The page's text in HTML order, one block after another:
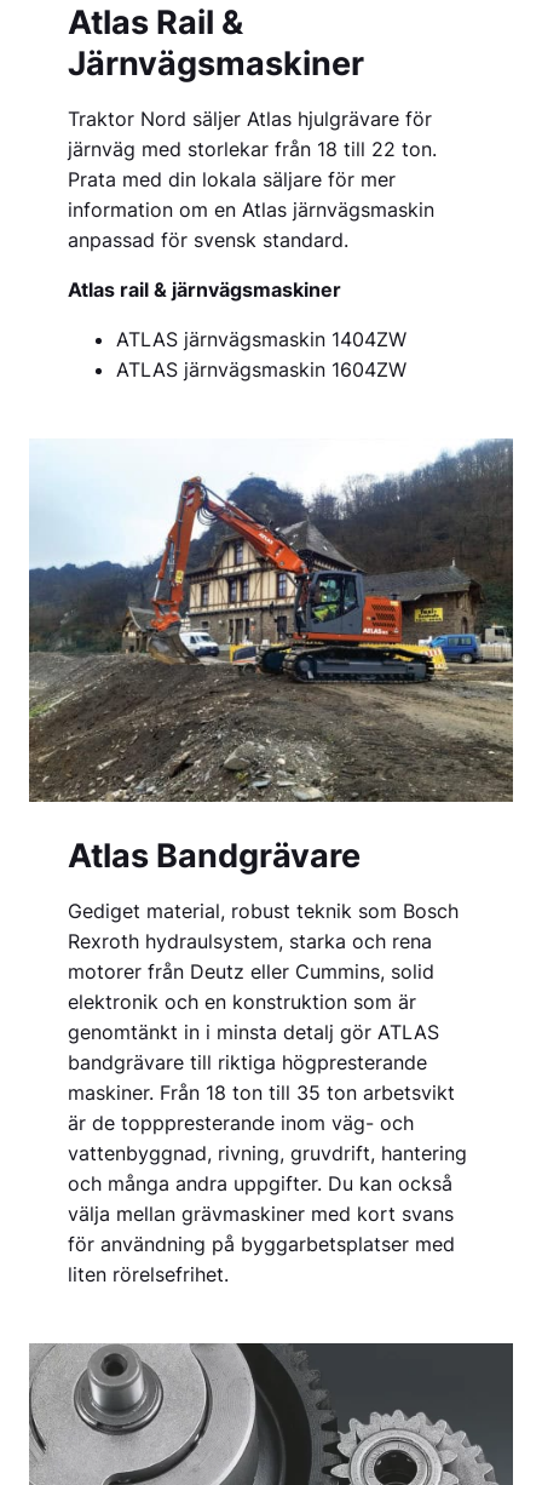
Atlas Rail &
Järnvägsmaskiner
Traktor Nord säljer Atlas hjulgrävare för
järnväg med storlekar från 18 till 22 ton.
Prata med din lokala säljare för mer
information om en Atlas järnvägsmaskin
anpassad för svensk standard.
Atlas rail & järnvägsmaskiner
ATLAS järnvägsmaskin 1404ZW
ATLAS järnvägsmaskin 1604ZW
Atlas Bandgrävare
Gediget material, robust teknik som Bosch
Rexroth hydraulsystem, starka och rena
motorer från Deutz eller Cummins, solid
elektronik och en konstruktion som är
genomtänkt in i minsta detalj gör ATLAS
bandgrävare till riktiga högpresterande
maskiner. Från 18 ton till 35 ton arbetsvikt
är de topppresterande inom väg- och
vattenbyggnad, rivning, gruvdrift, hantering
och många andra uppgifter. Du kan också
välja mellan grävmaskiner med kort svans
för användning på byggarbetsplatser med
liten rörelsefrihet.